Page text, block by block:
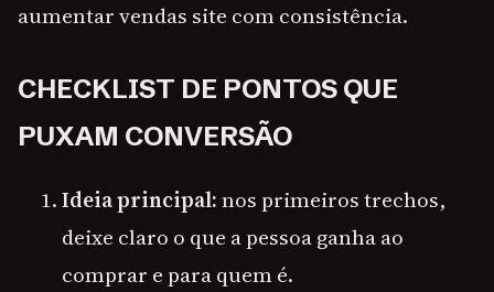
aumentar vendas site com consistência.
CHECKLIST DE PONTOS QUE
PUXAM CONVERSÃO
Ideia principal:nos primeiros trechos,
deixe claro o que a pessoa ganha ao
comprar e para quem é.